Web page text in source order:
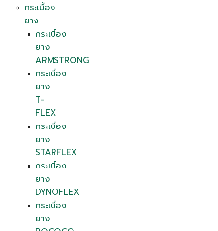
กระเบื้อง
ยาง
กระเบื้อง
ยาง
ARMSTRONG
กระเบื้อง
ยาง
T-
FLEX
กระเบื้อง
ยาง
STARFLEX
กระเบื้อง
ยาง
DYNOFLEX
กระเบื้อง
ยาง